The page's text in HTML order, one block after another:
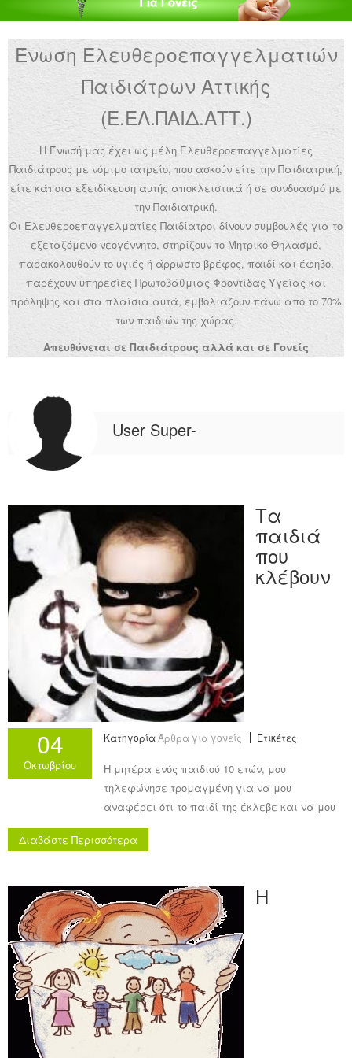
Ένωση Ελευθεροεπαγγελματιών
Παιδιάτρων Αττικής
(Ε.ΕΛ.ΠΑΙΔ.ΑΤΤ.)
Η Ένωσή μας έχει ως μέλη Ελευθεροεπαγγελματίες
Παιδιάτρους με νόμιμο ιατρείο, που ασκούν είτε την Παιδιατρική,
είτε κάποια εξειδίκευση αυτής αποκλειστικά ή σε συνδυασμό με
την Παιδιατρική.
Οι Ελευθεροεπαγγελματίες Παιδίατροι δίνουν συμβουλές για το
εξεταζόμενο νεογέννητο, στηρίζουν το Μητρικό Θηλασμό,
παρακολουθούν το υγιές ή άρρωστο βρέφος, παιδί και έφηβο,
παρέχουν υπηρεσίες Πρωτοβάθμιας Φροντίδας Υγείας και
πρόληψης και στα πλαίσια αυτά, εμβολιάζουν πάνω από το 70%
των παιδιών της χώρας.
Απευθύνεται σε Παιδιάτρους αλλά και σε Γονείς
User Super-
04
Οκτωβρίου
Τα
παιδιά
που
κλέβουν
ΚατηγορίαΆρθρα για γονείς Ετικέτες
Η μητέρα ενός παιδιού 10 ετών, μου
τηλεφώνησε τρομαγμένη για να μου
αναφέρει ότι το παιδί της έκλεβε και να μου
ζητήσει βοήθεια. Μου δήλωσε ότι παρότι ο
πατέρας του το είχε τιμωρήσει αυστηρά,
συμπεριφορά.
Καταλαβαίνω απόλυτα την ανησυχία του
γονιού που θα ανακαλύψει ότι το παιδί του
κλέβει. Ανησυχεί γιατί δεν μπορεί να
καταλάβει τι είναι αυτό που το οδηγεί να
κλέβει και ακόμα χειρότερα, φοβάται ότι η
συμπεριφορά του αυτή είναι που θα το κάνει
εγκληματία αργότερα στην ζωή του.
Ας ησυχάσουμε και ας δεχθούμε ότι είναι
Διαβάστε Περισσότερα
Η
Ανακοινώσεις
Εργαλεία για Παιδιάτρους
Χρήσιμα Links
Επεξεργασία Προφίλ